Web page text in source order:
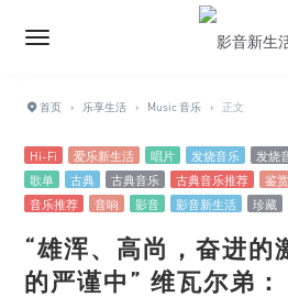
首页 › 乐享生活 › Music 音乐 › 正文
Hi-Fi 爱乐新生活 唱片 发烧音乐 发烧
歌单
古典 古典音乐 古典音乐推荐 鉴赏
音乐推荐
音响 影音 影音新生活 珍藏
“雄浑、高尚，奋进的
的严谨中” 维瓦尔弟